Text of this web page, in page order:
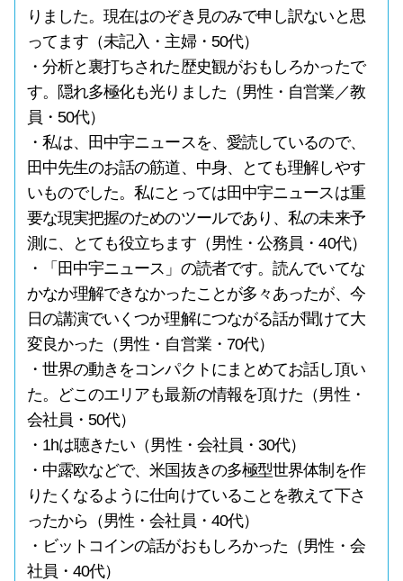
りました。現在はのぞき見のみで申し訳ないと思
ってます（未記入・主婦・50代）
・分析と裏打ちされた歴史観がおもしろかったで
す。隠れ多極化も光りました（男性・自営業／教
員・50代）
・私は、田中宇ニュースを、愛読しているので、
田中先生のお話の筋道、中身、とても理解しやす
いものでした。私にとっては田中宇ニュースは重
要な現実把握のためのツールであり、私の未来予
測に、とても役立ちます（男性・公務員・40代）
・「田中宇ニュース」の読者です。読んでいてな
かなか理解できなかったことが多々あったが、今
日の講演でいくつか理解につながる話が聞けて大
変良かった（男性・自営業・70代）
・世界の動きをコンパクトにまとめてお話し頂い
た。どこのエリアも最新の情報を頂けた（男性・
会社員・50代）
・1hは聴きたい（男性・会社員・30代）
・中露欧などで、米国抜きの多極型世界体制を作
りたくなるように仕向けていることを教えて下さ
ったから（男性・会社員・40代）
・ビットコインの話がおもしろかった（男性・会
社員・40代）